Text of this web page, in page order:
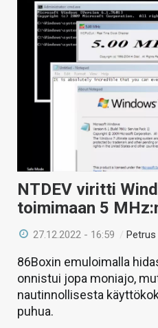
TIETOA
HINTA.FI
NTDEV viritti
toimimaan 5
27.12.2022 - 16:59 /Petrus
86Boxin emuloimalla
onnistui jopa moniajo,
nautinnollisesta
puhua.